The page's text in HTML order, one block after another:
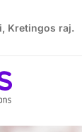
Kretingos raj.